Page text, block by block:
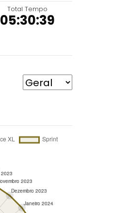
Total Tempo
05:30:39